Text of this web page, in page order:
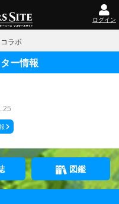
ログイン
ラボ
ー情報
図鑑